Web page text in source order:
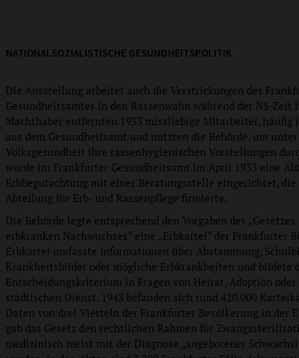
NATIONALSOZIALISTISCHE GESUNDHEITSPOLITIK
Die Ausstellung arbeitet auch die Verstrickungen des
Gesundheitsamtes in den Rassenwahn während der NS-Zeit
Machthaber entfernten 1933 missliebige Mitarbeiter, häufig
aus dem Gesundheitsamt und nutzten die Behörde, um
Volksgesundheit ihre rassenhygienischen Vorstellungen
wurde im Frankfurter Gesundheitsamt im April 1933 eine
Erbbegutachtung mit einer Beratungsstelle eingerichtet, die
Abteilung für Erb- und Rassenpflege firmierte.
Die Behörde legte entsprechend den Vorgaben des
erbkranken Nachwuchses“ eine „Erbkartei“ der Frankfurter
Erbkartei umfasste Informationen über Abstammung,
Krankheitsbilder oder mögliche Erbkrankheiten und bildete
Entscheidungskriterium in Fragen von Heirat, Adoption
städtischen Dienst. 1943 befanden sich rund 420.000
Daten von drei Vierteln der Frankfurter Bevölkerung in der
gab das Gesetz den rechtlichen Rahmen für
medizinisch meist mit der Diagnose „angeborener